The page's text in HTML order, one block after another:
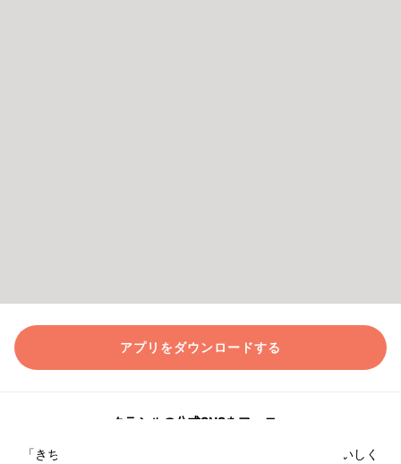
アプリをダウンロードする
クラシルの公式SNSをフォロー
「きちんとおいしく作れる」をコンセプトに、簡単においしく